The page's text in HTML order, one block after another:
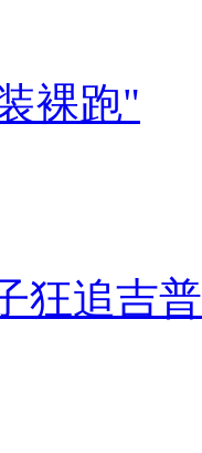
裸跑"
狂追吉